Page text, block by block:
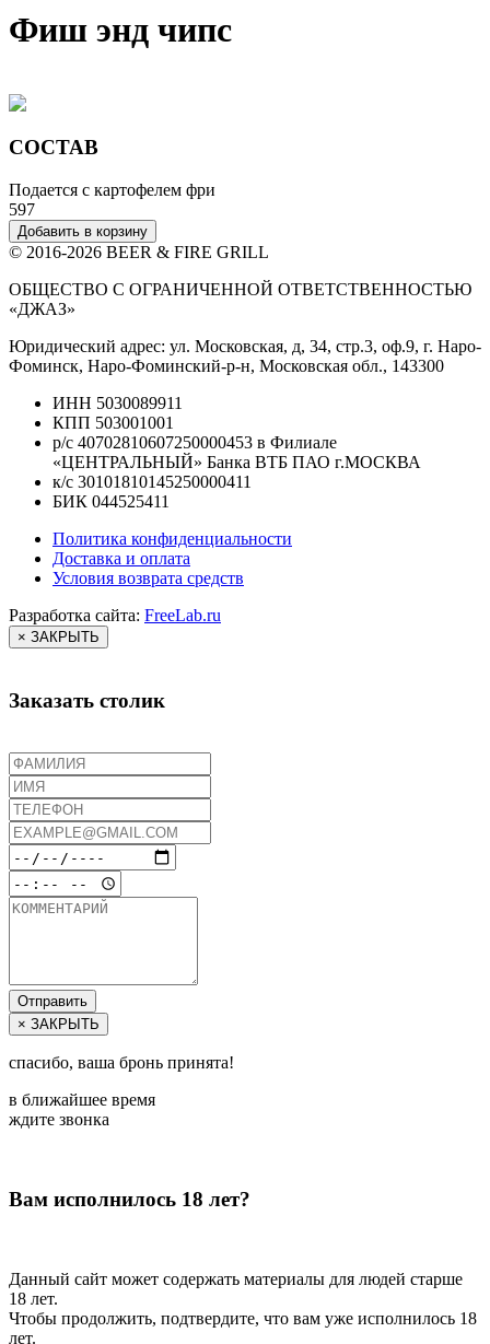
Фиш энд чипс
СОСТАВ
Подается с картофелем фри
597
Добавить в корзину
© 2016-2026 BEER & FIRE GRILL
ОБЩЕСТВО С ОГРАНИЧЕННОЙ ОТВЕТСТВЕННОСТЬЮ
«ДЖАЗ»
Юридический адрес: ул. Московская, д, 34, стр.3, оф.9, г. Наро-
Фоминск, Наро-Фоминский-р-н, Московская обл., 143300
ИНН 5030089911
КПП 503001001
р/с 40702810607250000453 в Филиале
«ЦЕНТРАЛЬНЫЙ» Банка ВТБ ПАО г.МОСКВА
к/с 30101810145250000411
БИК 044525411
Политика конфиденциальности
Доставка и оплата
Условия возврата средств
Разработка сайта: FreeLab.ru
× ЗАКРЫТЬ
Заказать столик
Отправить
× ЗАКРЫТЬ
спасибо, ваша бронь принята!
в ближайшее время
ждите звонка
Вам исполнилось 18 лет?
Данный сайт может содержать материалы для людей старше
18 лет.
Чтобы продолжить, подтвердите, что вам уже исполнилось 18
лет.